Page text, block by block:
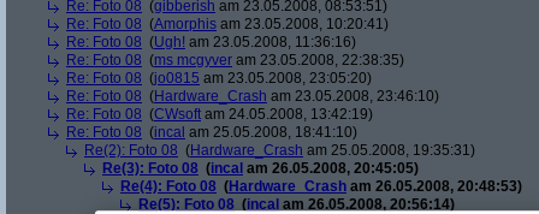
Re: Foto 08 (gibberish am 23.05.2008, 08:53:51)
Re: Foto 08 (Amorphis am 23.05.2008, 10:20:41)
Re: Foto 08 (Ugh! am 23.05.2008, 11:36:16)
Re: Foto 08 (ms mcgyver am 23.05.2008, 22:38:35)
Re: Foto 08 (jo0815 am 23.05.2008, 23:05:20)
Re: Foto 08 (Hardware_Crash am 23.05.2008, 23:46:10)
Re: Foto 08 (CWsoft am 24.05.2008, 13:42:19)
Re: Foto 08 (incal am 25.05.2008, 18:41:10)
Re(2): Foto 08 (Hardware_Crash am 25.05.2008, 19:35:31)
Re(3): Foto 08 (incal am 26.05.2008, 20:45:05)
Re(4): Foto 08 (Hardware_Crash am 26.05.2008, 20:48:53)
Re(5): Foto 08 (incal am 26.05.2008, 20:56:14)